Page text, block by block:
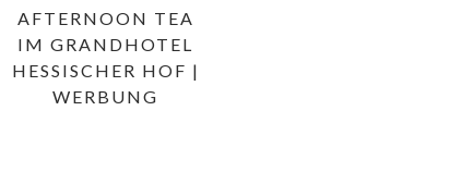
AFTERNOON TEA
IM GRANDHOTEL
HESSISCHER HOF |
WERBUNG